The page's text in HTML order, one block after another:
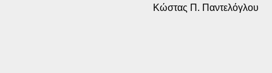
Κώστας Π. Παντελόγλου